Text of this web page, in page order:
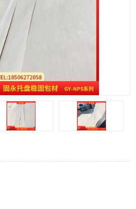
缠绕膜